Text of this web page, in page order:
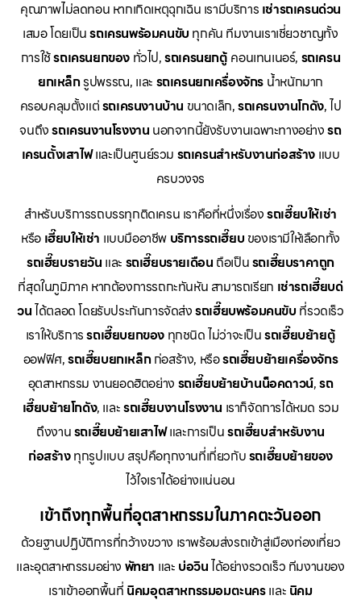
คุณภาพไม่ลดทอน หากเกิดเหตุฉุกเฉิน เรามีบริการ เช่ารถเครนด่วน
เสมอ โดยเป็นรถเครนพร้อมคนขับ ทุกคัน ทีมงานเราเชี่ยวชาญทั้ง
การใช้รถเครนยกของ ทั่วไป,รถเครนยกตู้ คอนเทนเนอร์, รถเครน
ยกเหล็กรูปพรรณ, และ รถเครนยกเครื่องจักร น้ำหนักมาก
ครอบคลุมตั้งแต่รถเครนงานบ้าน ขนาดเล็ก,รถเครนงานโกดัง, ไป
จนถึงรถเครนงานโรงงาน นอกจากนี้ยังรับงานเฉพาะทางอย่างรถ
เครนตั้งเสาไฟและเป็นศูนย์รวม รถเครนสำหรับงานก่อสร้าง แบบ
ครบวงจร
สำหรับบริการรถบรรทุกติดเครน เราคือที่หนึ่งเรื่องรถเฮี๊ยบให้เช่า
หรือ เฮี๊ยบให้เช่า แบบมืออาชีพ บริการรถเฮี๊ยบ ของเรามีให้เลือกทั้ง
รถเฮี๊ยบรายวัน และ รถเฮี๊ยบรายเดือน ถือเป็นรถเฮี๊ยบราคาถูก
ที่สุดในภูมิภาค หากต้องการรถกะทันหัน สามารถเรียก เช่ารถเฮี๊ยบด่
วนได้ตลอด โดยรับประกันการจัดส่งรถเฮี๊ยบพร้อมคนขับ ที่รวดเร็ว
เราให้บริการรถเฮี๊ยบยกของ ทุกชนิด ไม่ว่าจะเป็นรถเฮี๊ยบย้ายตู้
ออฟฟิศ,รถเฮี๊ยบยกเหล็กก่อสร้าง, หรือรถเฮี๊ยบย้ายเครื่องจักร
อุตสาหกรรม งานยอดฮิตอย่าง รถเฮี๊ยบย้ายบ้านน็อคดาวน์,รถ
เฮี๊ยบย้ายโกดัง, และรถเฮี๊ยบงานโรงงาน เราก็จัดการได้หมด รวม
ถึงงานรถเฮี๊ยบย้ายเสาไฟและการเป็นรถเฮี๊ยบสำหรับงาน
ก่อสร้างทุกรูปแบบ สรุปคือทุกงานที่เกี่ยวกับรถเฮี๊ยบย้ายของ
ไว้ใจเราได้อย่างแน่นอน
เข้าถึงทุกพื้นที่อุตสาหกรรมในภาคตะวันออก
ด้วยฐานปฏิบัติการที่กว้างขวาง เราพร้อมส่งรถเข้าสู่เมืองท่องเที่ยว
และอุตสาหกรรมอย่าง พัทยา และ บ่อวินได้อย่างรวดเร็ว ทีมงานของ
เราเข้าออกพื้นที่ นิคมอุตสาหกรรมอมตะนครและ นิคม